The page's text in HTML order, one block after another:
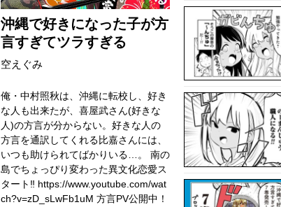
沖縄で好きになった子が方
言すぎてツラすぎる
空えぐみ
俺・中村照秋は、沖縄に転校し、好き
な人も出来たが、喜屋武さん(好きな
人)の方言が分からない。好きな人の
方言を通訳してくれる比嘉さんには、
いつも助けられてばかりいる…。 南の
島でちょっぴり変わった異文化恋愛ス
タート‼ https://www.youtube.com/wat
ch?v=zD_sLwFb1uM 方言PV公開中！